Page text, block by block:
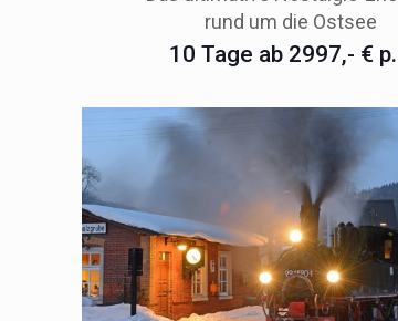
rund um die Ostsee
10 Tage ab 2997,- €